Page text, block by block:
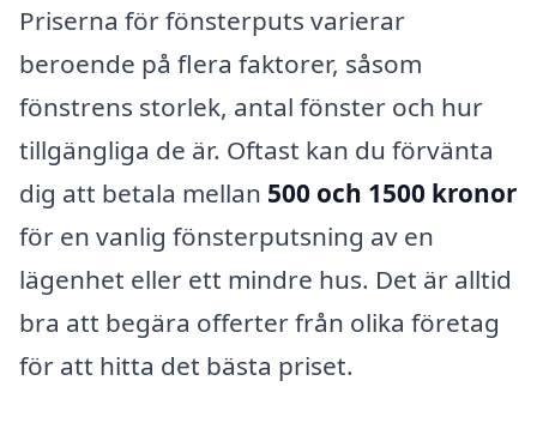
Priserna för fönsterputs varierar
beroende på flera faktorer, såsom
fönstrens storlek, antal fönster och hur
tillgängliga de är. Oftast kan du förvänta
dig att betala mellan 500 och 1500 kronor
för en vanlig fönsterputsning av en
lägenhet eller ett mindre hus. Det är alltid
bra att begära offerter från olika företag
för att hitta det bästa priset.